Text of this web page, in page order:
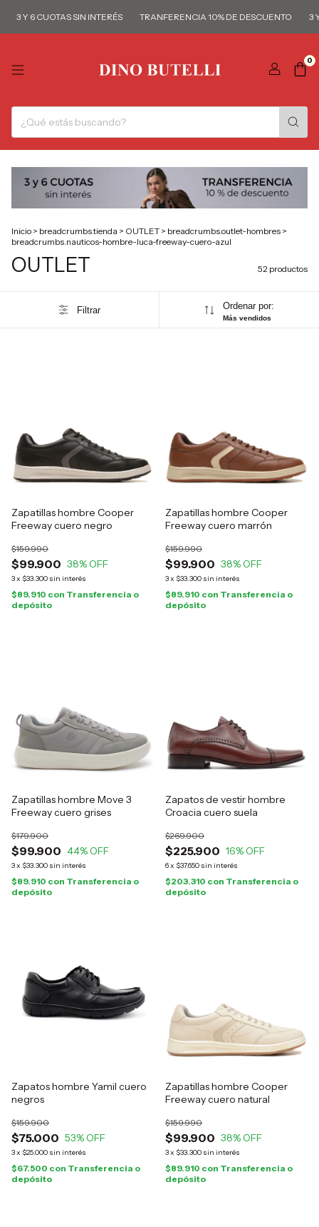
6 CUOTAS SIN INTERÉS TRANFERENCIA 10% DE DESCUENTO 3 Y 6
0
Inicio > breadcrumbs.tienda > OUTLET > breadcrumbs.outlet-hombres >
breadcrumbs.nauticos-hombre-luca-freeway-cuero-azul
OUTLET 52 productos
Filtrar Ordenar por:
Más vendidos
Zapatillas hombre Cooper
Freeway cuero negro
$99.900
$159.990
38% OFF
3x $33.300 sin interés
$89.910 con Transferencia o
depósito
Zapatillas hombre Cooper
Freeway cuero marrón
$99.900
$159.990
38% OFF
3x $33.300 sin interés
$89.910 con Transferencia o
depósito
Zapatillas hombre Move 3
Freeway cuero grises
$99.900
$179.900
44% OFF
3x $33.300 sin interés
$89.910 con Transferencia o
depósito
Zapatos de vestir hombre
Croacia cuero suela
$225.900
$269.900
16% OFF
6x $37.650 sin interés
$203.310 con Transferencia o
depósito
Zapatos hombre Yamil cuero
negros
$75.000
$159.900
53% OFF
3x $25.000 sin interés
$67.500 con Transferencia o
depósito
Zapatillas hombre Cooper
Freeway cuero natural
$99.900
$159.990
38% OFF
3x $33.300 sin interés
$89.910 con Transferencia o
depósito